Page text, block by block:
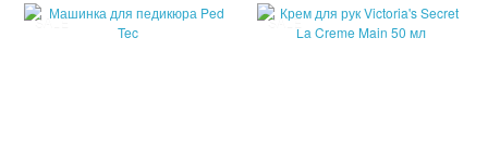
АНТИДОЖДЬ
SALE SALE